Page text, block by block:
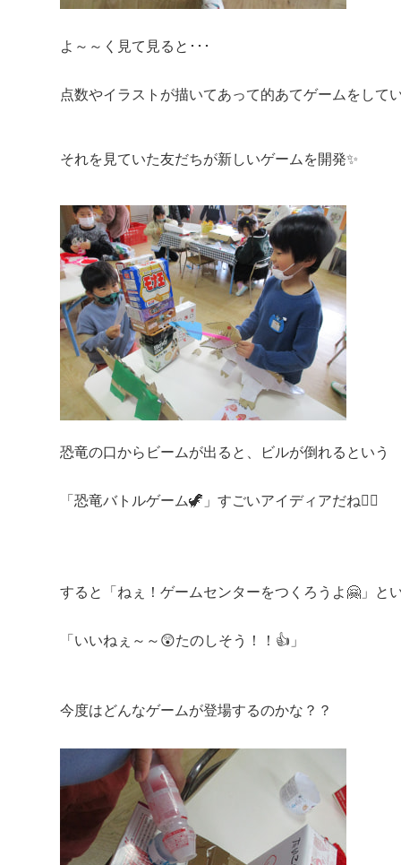
よ～～く見て見ると･･･
点数やイラストが描いてあって的あてゲームをして
それを見ていた友だちが新しいゲームを開発✨
恐竜の口からビームが出ると、ビルが倒れるという
「恐竜バトルゲーム🦖」すごいアイディアだね🙋‍♀️
すると「ねぇ！ゲームセンターをつくろうよ🤗」と
「いいねぇ～～😲たのしそう！！👍」
今度はどんなゲームが登場するのかな？？